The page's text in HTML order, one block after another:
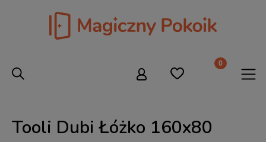
Tooli Dubi Łóżko 160x80